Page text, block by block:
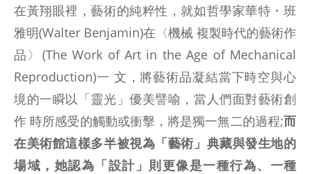
在黃翔眼裡，藝術的純粹性，就如哲學家華特・班
雅明(Walter Benjamin)在〈機械 複製時代的藝術作
品〉(The Work of Art in the Age of Mechanical
Reproduction)一 文，將藝術品凝結當下時空與心
境的一瞬以「靈光」優美譬喻，當人們面對藝術創
作 時所感受的觸動或衝擊，將是獨一無二的過程;而
在美術館這樣多半被視為「藝術」典藏與發生地的
場域，她認為「設計」則更像是一種行為、一種